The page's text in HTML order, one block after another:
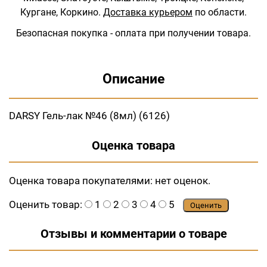
Кургане, Коркино. Доставка курьером по области.
Безопасная покупка - оплата при получении товара.
Описание
DARSY Гель-лак №46 (8мл) (6126)
Оценка товара
Оценка товара покупателями: нет оценок.
Оценить товар:
1 2 3 4 5 Оценить
Отзывы и комментарии о товаре